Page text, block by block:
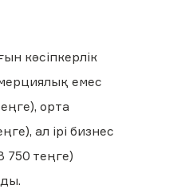
кәсіпкерлік
емес
орта
ал ірі бизнес
750 теңге)